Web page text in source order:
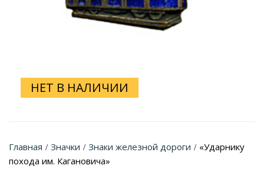
НЕТ В НАЛИЧИИ
Главная / Значки / Знаки железной дороги / «Ударнику
похода им. Кагановича»